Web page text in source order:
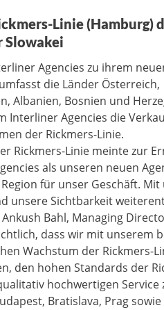
Linie (Hamburg)
Slowakei
Agencies zu ihrem
die Länder Österreich,
Albanien, Bosnien und
Interliner Agencies die
der Rickmers-Linie.
Rickmers-Linie meinte zur
als unseren neuen
für unser Geschäft. Mit
unsere Sichtbarkeit
Bahl, Managing
dass wir mit unserem
Wachstum der Rickmers-
den hohen Standards der
hochwertigen Service
Bratislava, Prag